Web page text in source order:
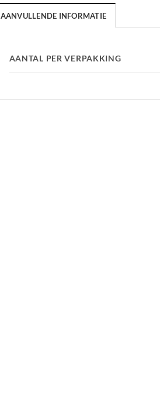
AANVULLENDE INFORMATIE
AANTAL PER VERPAKKING